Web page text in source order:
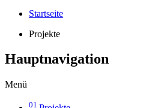
Startseite
Projekte
Hauptnavigation
Menü
01